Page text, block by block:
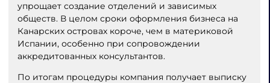
упрощает создание отделений и зависимых
обществ. В целом сроки оформления бизнеса на
Канарских островах короче, чем в материковой
Испании, особенно при сопровождении
аккредитованных консультантов.
По итогам процедуры компания получает выписку